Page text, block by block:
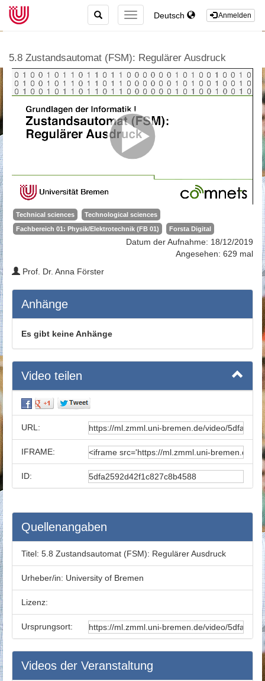
Anmelden
Deutsch
TOGGLE
NAVIGATION
TOGGLE
SEARCH
5.8 Zustandsautomat (FSM): Regulärer Ausdruck
Technical sciences
Technological sciences
Fachbereich 01: Physik/Elektrotechnik (FB 01)
Forsta Digital
Datum der Aufnahme: 18/12/2019
Angesehen: 629 mal
Prof. Dr. Anna Förster
Anhänge
Es gibt keine Anhänge
Video teilen
URL:
IFRAME:
ID:
Quellenangaben
Titel: 5.8 Zustandsautomat (FSM): Regulärer Ausdruck
Urheber/in: University of Bremen
Lizenz:
Ursprungsort:
Videos der Veranstaltung